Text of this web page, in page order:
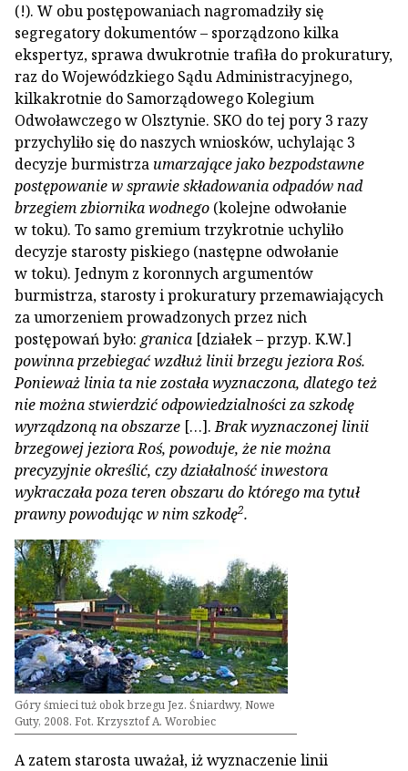
(!). W obu postępowaniach nagromadziły się
segregatory dokumentów – sporządzono kilka
ekspertyz, sprawa dwukrotnie trafiła do prokuratury,
raz do Wojewódzkiego Sądu Administracyjnego,
kilkakrotnie do Samorządowego Kolegium
Odwoławczego w Olsztynie. SKO do tej pory 3 razy
przychyliło się do naszych wniosków, uchylając 3
decyzje burmistrza umarzające jako bezpodstawne
postępowanie w sprawie składowania odpadów nad
brzegiem zbiornika wodnego (kolejne odwołanie
w toku). To samo gremium trzykrotnie uchyliło
decyzje starosty piskiego (następne odwołanie
w toku). Jednym z koronnych argumentów
burmistrza, starosty i prokuratury przemawiających
za umorzeniem prowadzonych przez nich
postępowań było: granica [działek – przyp. K.W.]
powinna przebiegać wzdłuż linii brzegu jeziora Roś.
Ponieważ linia ta nie została wyznaczona, dlatego też
nie można stwierdzić odpowiedzialności za szkodę
wyrządzoną na obszarze […].Brak wyznaczonej linii
brzegowej jeziora Roś, powoduje, że nie można
precyzyjnie określić, czy działalność inwestora
wykraczała poza teren obszaru do którego ma tytuł
prawny powodując w nim szkodę2.
Góry śmieci tuż obok brzegu Jez. Śniardwy, Nowe
Guty, 2008. Fot. Krzysztof A. Worobiec
A zatem starosta uważał, iż wyznaczenie linii